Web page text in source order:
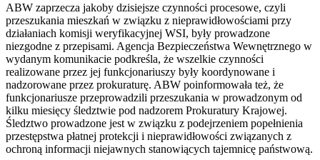
ABW zaprzecza jakoby dzisiejsze czynności procesowe, czyli
przeszukania mieszkań w związku z nieprawidłowościami przy
działaniach komisji weryfikacyjnej WSI, były prowadzone
niezgodne z przepisami. Agencja Bezpieczeństwa Wewnętrznego w
wydanym komunikacie podkreśla, że wszelkie czynności
realizowane przez jej funkcjonariuszy były koordynowane i
nadzorowane przez prokuraturę. ABW poinformowała też, że
funkcjonariusze przeprowadzili przeszukania w prowadzonym od
kilku miesięcy śledztwie pod nadzorem Prokuratury Krajowej.
Śledztwo prowadzone jest w związku z podejrzeniem popełnienia
przestępstwa płatnej protekcji i nieprawidłowości związanych z
ochroną informacji niejawnych stanowiących tajemnicę państwową.